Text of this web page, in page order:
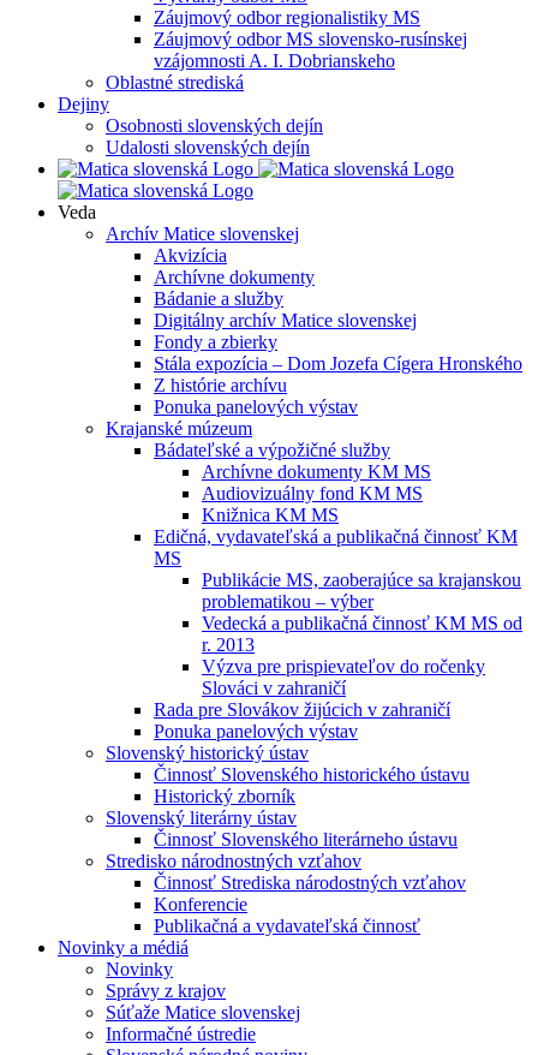
Záujmový odbor regionalistiky MS
Záujmový odbor MS slovensko-rusínskej
vzájomnosti A. I. Dobrianskeho
Oblastné strediská
Dejiny
Osobnosti slovenských dejín
Udalosti slovenských dejín
Veda
Archív Matice slovenskej
Akvizícia
Archívne dokumenty
Bádanie a služby
Digitálny archív Matice slovenskej
Fondy a zbierky
Stála expozícia – Dom Jozefa Cígera Hronského
Z histórie archívu
Ponuka panelových výstav
Krajanské múzeum
Bádateľské a výpožičné služby
Archívne dokumenty KM MS
Audiovizuálny fond KM MS
Knižnica KM MS
Edičná, vydavateľská a publikačná činnosť KM
MS
Publikácie MS, zaoberajúce sa krajanskou
problematikou – výber
Vedecká a publikačná činnosť KM MS od
r. 2013
Výzva pre prispievateľov do ročenky
Slováci v zahraničí
Rada pre Slovákov žijúcich v zahraničí
Ponuka panelových výstav
Slovenský historický ústav
Činnosť Slovenského historického ústavu
Historický zborník
Slovenský literárny ústav
Činnosť Slovenského literárneho ústavu
Stredisko národnostných vzťahov
Činnosť Strediska národostných vzťahov
Konferencie
Publikačná a vydavateľská činnosť
Novinky a médiá
Novinky
Správy z krajov
Súťaže Matice slovenskej
Informačné ústredie